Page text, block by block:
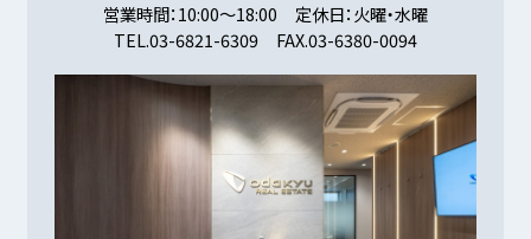
営業時間 10:00～18:00 定休日 火曜・水曜
TEL.03-6821-6309 FAX.03-6380-0094